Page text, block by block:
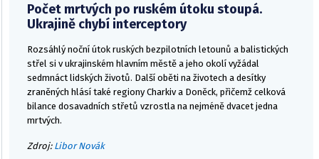
Počet mrtvých po ruském útoku stoupá.
Ukrajině chybí interceptory
Rozsáhlý noční útok ruských bezpilotních letounů a balistických
střel si v ukrajinském hlavním městě a jeho okolí vyžádal
sedmnáct lidských životů. Další oběti na životech a desítky
zraněných hlásí také regiony Charkiv a Doněck, přičemž celková
bilance dosavadních střetů vzrostla na nejméně dvacet jedna
mrtvých.
Zdroj: Libor Novák